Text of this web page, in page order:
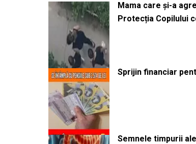
Mama care și-a
Protecția Copilului
Sprijin financiar
Semnele timpurii